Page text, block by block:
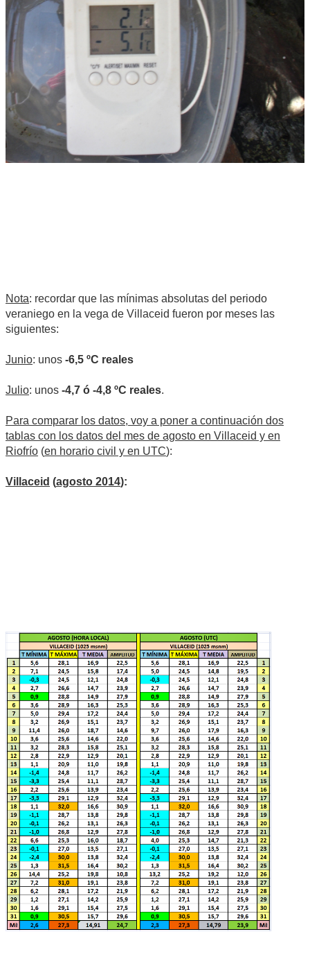
Nota: recordar que las mínimas absolutas del periodo
veraniego en la vega de Villaceid fueron por meses las
siguientes:
Junio: unos -6,5 ºC reales
Julio: unos -4,7 ó -4,8 ºC reales.
Para comparar los datos, voy a poner a continuación dos
tablas con los datos del mes de agosto en Villaceid y en
Riofrío (en horario civil y en UTC):
Villaceid (agosto 2014):